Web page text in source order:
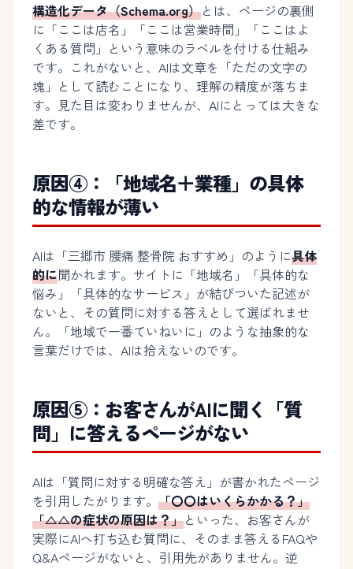
構造化データ（Schema.org）とは、ページの裏側
に「ここは店名」「ここは営業時間」「ここはよ
くある質問」という意味のラベルを付ける仕組み
です。これがないと、AIは文章を「ただの文字の
塊」として読むことになり、理解の精度が落ちま
す。見た目は変わりませんが、AIにとっては大きな
差です。
原因④：「地域名＋業種」の具体
的な情報が薄い
AIは「三郷市 腰痛 整骨院 おすすめ」のように具体
的に聞かれます。サイトに「地域名」「具体的な
悩み」「具体的なサービス」が結びついた記述が
ないと、その質問に対する答えとして選ばれませ
ん。「地域で一番ていねいに」のような抽象的な
言葉だけでは、AIは拾えないのです。
原因⑤：お客さんがAIに聞く「質
問」に答えるページがない
AIは「質問に対する明確な答え」が書かれたページ
を引用したがります。 「〇〇はいくらかかる？」
「△△の症状の原因は？」といった、お客さんが
実際にAIへ打ち込む質問に、そのまま答えるFAQや
Q&Aページがないと、引用先がありません。逆